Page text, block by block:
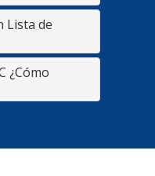
Lista de
¿Cómo